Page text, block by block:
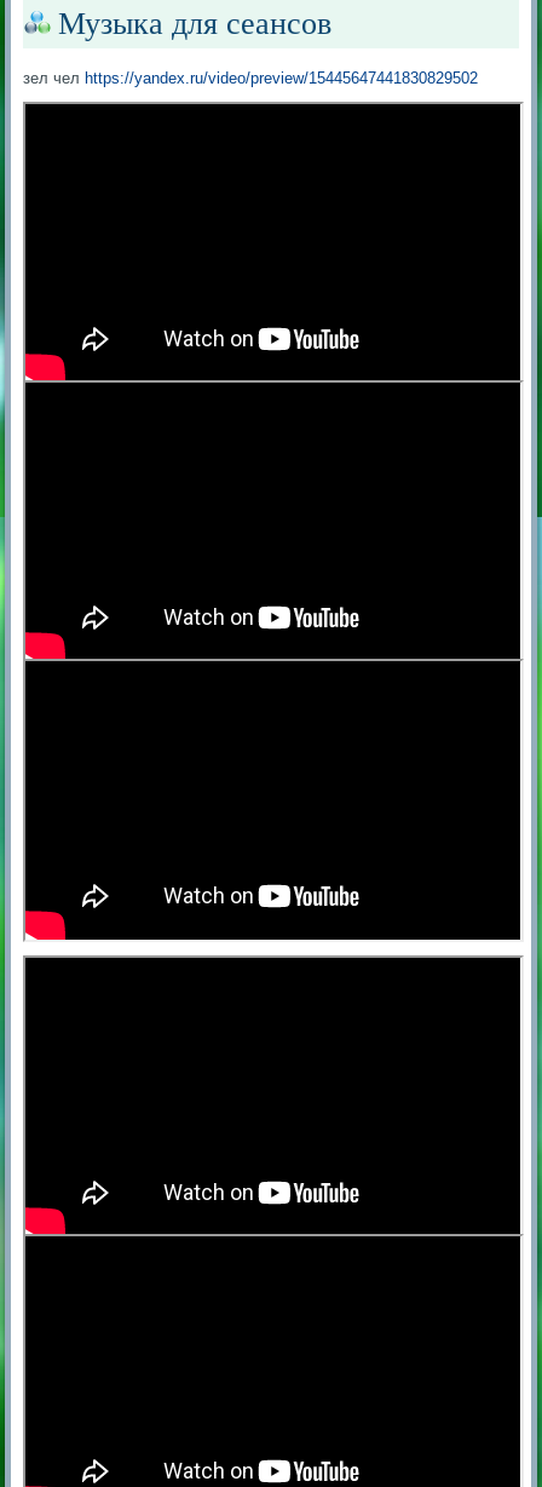
Музыка для сеансов
зел чел https://yandex.ru/video/preview/15445647441830829502